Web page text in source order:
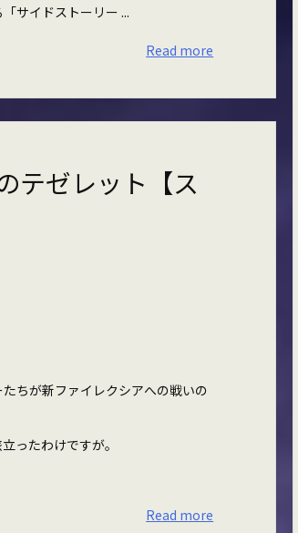
サイドストーリー ...
Read more
テゼレット【ス
ちが新ファイレクシアへの戦いの
ったわけですが。
Read more